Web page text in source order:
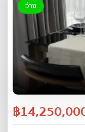
ว่าง
฿